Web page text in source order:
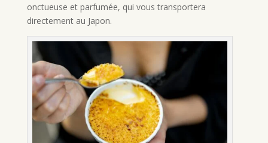
onctueuse et parfumée, qui vous transportera
directement au Japon.